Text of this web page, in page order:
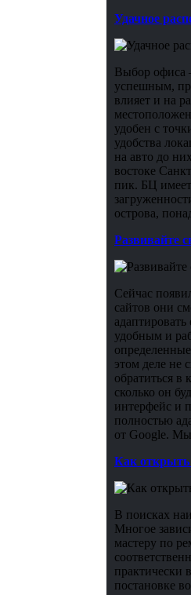
Удачное
Выбор офиса
успешным,
влияет и на
удобен с
удобства
на авто до
востоке
пик. БЦ
острова,
Развивайте
Сейчас
сайтов они
удобным и
этом деле не
обратиться в
сколько он
интерфейс и
полностью
от Google.
Как открыть
В поисках
Многое
мастеру по
практически
постановке